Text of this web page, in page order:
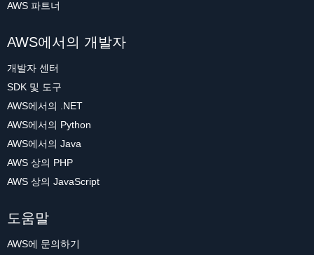
AWS 파트너
AWS에서의 개발자
개발자 센터
SDK 및 도구
AWS에서의 .NET
AWS에서의 Python
AWS에서의 Java
AWS 상의 PHP
AWS 상의 JavaScript
도움말
AWS에 문의하기